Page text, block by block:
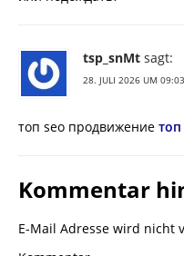
tsp_snMt sagt:
28. JULI 2026 UM
топ seo продвижение
Kommentar
E-Mail Adresse wird nicht